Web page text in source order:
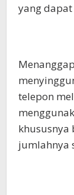
yang
telepon
khususnya
jumlahnya